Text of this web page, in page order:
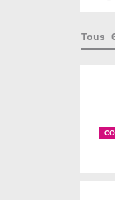
Tous